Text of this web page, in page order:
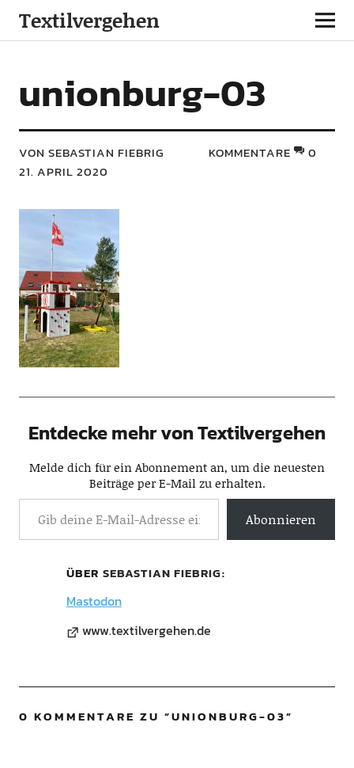
Textilvergehen
unionburg-03
VON SEBASTIAN FIEBRIG
21. APRIL 2020
KOMMENTARE 0
Entdecke mehr von Textilvergehen
Melde dich für ein Abonnement an, um die neuesten
Beiträge per E-Mail zu erhalten.
Abonnieren
ÜBER SEBASTIAN FIEBRIG
Mastodon
www.textilvergehen.de
0 KOMMENTARE ZU “UNIONBURG-03”